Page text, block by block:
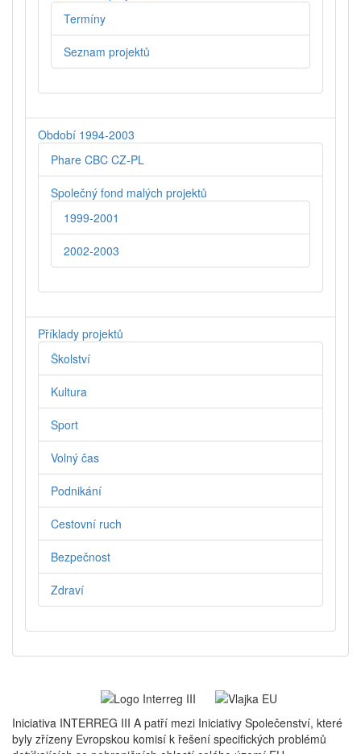
Termíny
Seznam projektů
Období 1994-2003
Phare CBC CZ-PL
Společný fond malých projektů
1999-2001
2002-2003
Příklady projektů
Školství
Kultura
Sport
Volný čas
Podnikání
Cestovní ruch
Bezpečnost
Zdraví
Iniciativa INTERREG III A patří mezi Iniciativy Společenství, které
byly zřízeny Evropskou komisí k řešení specifických problémů